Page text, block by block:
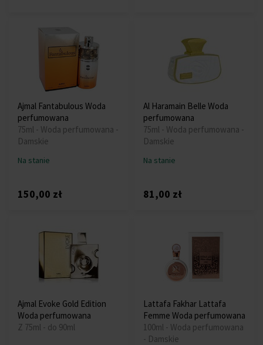
Ajmal Fantabulous Woda
perfumowana
75ml - Woda perfumowana -
Damskie
Na stanie
150,00 zł
Al Haramain Belle Woda
perfumowana
75ml - Woda perfumowana -
Damskie
Na stanie
81,00 zł
Ajmal Evoke Gold Edition
Woda perfumowana
Z 75ml - do 90ml
Lattafa Fakhar Lattafa
Femme Woda perfumowana
100ml - Woda perfumowana
- Damskie